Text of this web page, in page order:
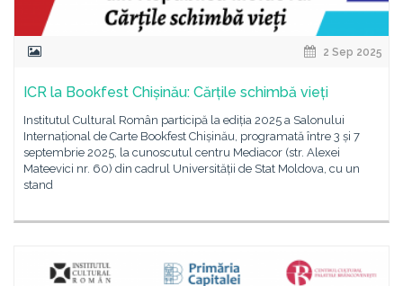
2 Sep 2025
ICR la Bookfest Chișinău: Cărțile schimbă vieți
Institutul Cultural Român participă la ediția 2025 a Salonului
Internațional de Carte Bookfest Chișinău, programată între 3 și 7
septembrie 2025, la cunoscutul centru Mediacor (str. Alexei
Mateevici nr. 60) din cadrul Universității de Stat Moldova, cu un
stand